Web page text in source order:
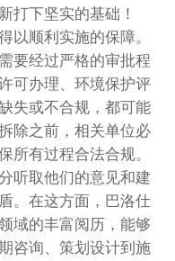
打下坚实的基础！
以顺利实施的保障。
要经过严格的审批程
可办理、环境保护评
失或不合规，都可能
除之前，相关单位必
所有过程合法合规。
听取他们的意见和建
。在这方面，巴洛仕
域的丰富阅历，能够
咨询、策划设计到施